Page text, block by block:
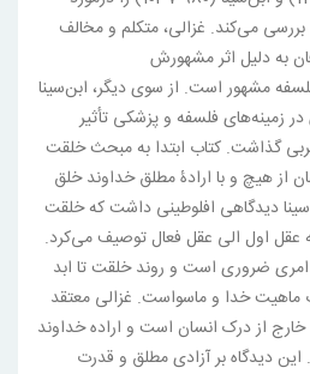
می‌کند. غزالی، متکلم و مخالف
به دلیل اثر مشهورش
مشهور است. از سوی دیگر، ابن‌سینا
زمینه‌های فلسفه و پزشکی تأثیر
گذاشت. کتاب ابتدا به مبحث خلقت
از هیچ و با ارادۀ مطلق خداوند خلق
دیدگاهی افلوطینی داشت که خلقت
عقل اول الی عقل فعال توصیف می‌کرد.
امری ضروری است و روند خلقت تا ابد
ماهیت خدا و ماسوا‌ست. غزالی معتقد
از درک انسان است و اراده خداوند
دیدگاه بر آزادی مطلق و قدرت